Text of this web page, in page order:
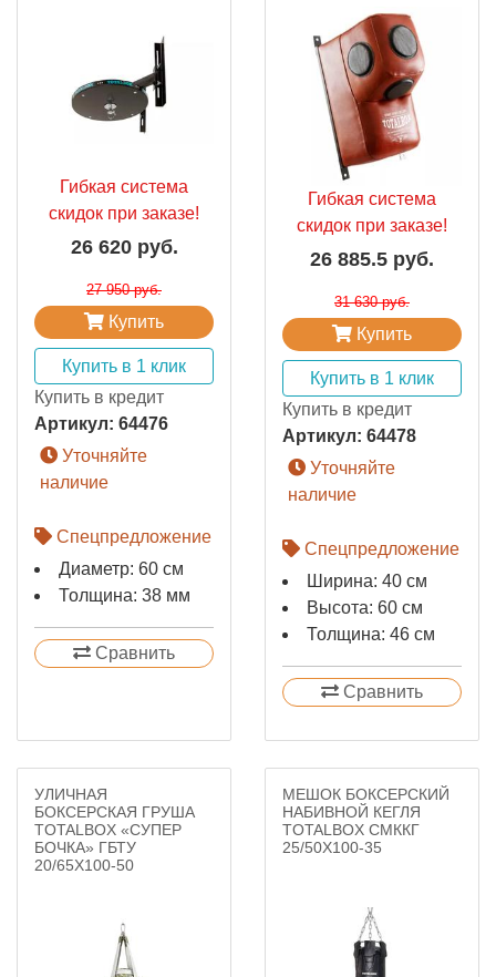
Гибкая система
скидок при заказе!
26 620 руб.
27 950 руб.
Купить
Купить в 1 клик
Купить в кредит
Артикул: 64476
Уточняйте
наличие
Спецпредложение
Диаметр: 60 см
Толщина: 38 мм
Сравнить
Гибкая система
скидок при заказе!
26 885.5 руб.
31 630 руб.
Купить
Купить в 1 клик
Купить в кредит
Артикул: 64478
Уточняйте
наличие
Спецпредложение
Ширина: 40 см
Высота: 60 см
Толщина: 46 см
Сравнить
УЛИЧНАЯ
БОКСЕРСКАЯ ГРУША
TOTALBOX «СУПЕР
БОЧКА» ГБТУ
20/65Х100-50
МЕШОК БОКСЕРСКИЙ
НАБИВНОЙ КЕГЛЯ
TOTALBOX СМККГ
25/50Х100-35